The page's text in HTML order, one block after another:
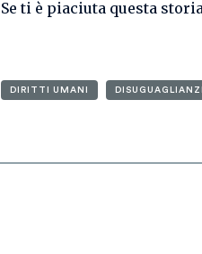
Se ti è piaciuta questa
DIRITTI UMANI